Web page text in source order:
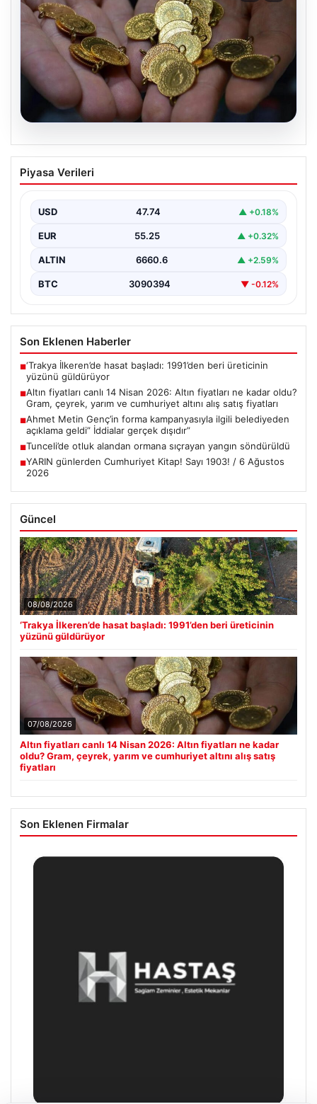
07.08.2026
Altın fiyatları canlı 14 Nisan 2026: Altın
fiyatları ne kadar oldu? Gram, çeyrek,
fiyatları
{"title": "14 Nisan 2026 Güncel Altın Fiyatları: Gram,
Çeyrek, Yarım ve Cumhuriyet Altını Satış…
Piyasa Verileri
USD 47.74 ▲ +0.18%
EUR 55.25 ▲ +0.32%
ALTIN 6660.6 ▲ +2.59%
BTC 3090394 ▼ -0.12%
Son Eklenen Haberler
■‘Trakya İlkeren’de hasat başladı: 1991’den beri üreticinin
yüzünü güldürüyor
■Altın fiyatları canlı 14 Nisan 2026: Altın fiyatları ne kadar oldu?
Gram, çeyrek, yarım ve cumhuriyet altını alış satış fiyatları
■Ahmet Metin Genç’in forma kampanyasıyla ilgili belediyeden
açıklama geldi” İddialar gerçek dışıdır”
■Tunceli’de otluk alandan ormana sıçrayan yangın söndürüldü
■YARIN günlerden Cumhuriyet Kitap! Sayı 1903! / 6 Ağustos
2026
Güncel
08/08/2026
‘Trakya İlkeren’de hasat başladı: 1991’den beri üreticinin
yüzünü güldürüyor
07/08/2026
Altın fiyatları canlı 14 Nisan 2026: Altın fiyatları ne kadar
oldu? Gram, çeyrek, yarım ve cumhuriyet altını alış satış
fiyatları
Son Eklenen Firmalar